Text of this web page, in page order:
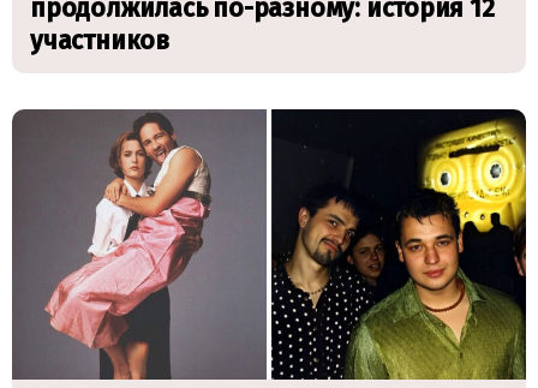
продолжилась по-разному: история 12
участников